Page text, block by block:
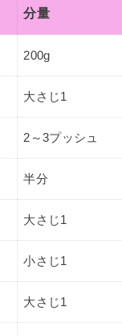
分量
200g
大さじ1
2～3プッシュ
半分
大さじ1
小さじ1
大さじ1